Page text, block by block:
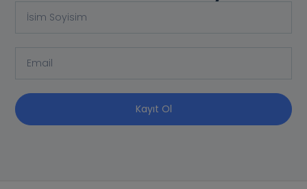
Kayıt Ol